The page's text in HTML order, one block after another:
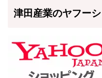
津田産業のヤフー